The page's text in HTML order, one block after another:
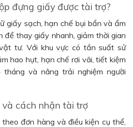
đựng giấy được tài trợ?
giấy sạch, hạn chế bụi bẩn và ẩm
để thay giấy nhanh, giảm thời gian
tư. Với khu vực có tần suất sử
hao hụt, hạn chế rơi vãi, tiết kiệm
và nâng trải nghiệm người
cách nhận tài trợ
đơn hàng và điều kiện cụ thể,